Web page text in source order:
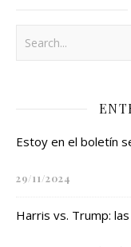
Estoy en el boletín
29/11/2024
Harris vs. Trump: